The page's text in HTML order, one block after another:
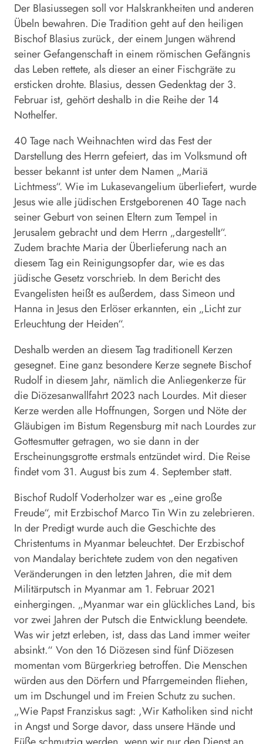
Der Blasiussegen soll vor Halskrankheiten und anderen
Übeln bewahren. Die Tradition geht auf den heiligen
Bischof Blasius zurück, der einem Jungen während
seiner Gefangenschaft in einem römischen Gefängnis
das Leben rettete, als dieser an einer Fischgräte zu
ersticken drohte. Blasius, dessen Gedenktag der 3.
Februar ist, gehört deshalb in die Reihe der 14
Nothelfer.
40 Tage nach Weihnachten wird das Fest der
Darstellung des Herrn gefeiert, das im Volksmund oft
besser bekannt ist unter dem Namen „Mariä
Lichtmess“. Wie im Lukas­evangelium überliefert, wurde
Jesus wie alle jüdischen Erstgeborenen 40 Tage nach
seiner Geburt von seinen Eltern zum Tempel in
Jerusalem gebracht und dem Herrn „dargestellt“.
Zudem brachte Maria der Überlieferung nach an
diesem Tag ein Reinigungsopfer dar, wie es das
jüdische Gesetz vorschrieb. In dem Bericht des
Evangelisten heißt es außerdem, dass Simeon und
Hanna in Jesus den Erlöser erkannten, ein „Licht zur
Erleuchtung der Heiden“.
Deshalb werden an diesem Tag traditionell Kerzen
gesegnet. Eine ganz besondere Kerze segnete Bischof
Rudolf in diesem Jahr, nämlich die Anliegenkerze für
die Diözesanwallfahrt 2023 nach Lourdes. Mit dieser
Kerze werden alle Hoffnungen, Sorgen und Nöte der
Gläubigen im Bistum Regensburg mit nach Lourdes zur
Gottesmutter getragen, wo sie dann in der
Erscheinungsgrotte erstmals entzündet wird. Die Reise
findet vom 31. August bis zum 4. September statt.
Bischof Rudolf Voderholzer war es „eine große
Freude“, mit Erzbischof Marco Tin Win zu zelebrieren.
In der Predigt wurde auch die Geschichte des
Christentums in Myanmar beleuchtet. Der Erzbischof
von Mandalay berichtete zudem von den negativen
Veränderungen in den letzten Jahren, die mit dem
Militärputsch in Myanmar am 1. Februar 2021
einhergingen. „Myanmar war ein glückliches Land, bis
vor zwei Jahren der Putsch die Entwicklung beendete.
Was wir jetzt erleben, ist, dass das Land immer weiter
absinkt.“ Von den 16 Diözesen sind fünf ­Diözesen
momentan vom Bürgerkrieg betroffen. Die Menschen
würden aus den Dörfern und Pfarrgemeinden fliehen,
um im Dschungel und im Freien Schutz zu suchen.
„Wie Papst Franziskus sagt: ,Wir Katholiken sind nicht
in Angst und Sorge davor, dass unsere Hände und